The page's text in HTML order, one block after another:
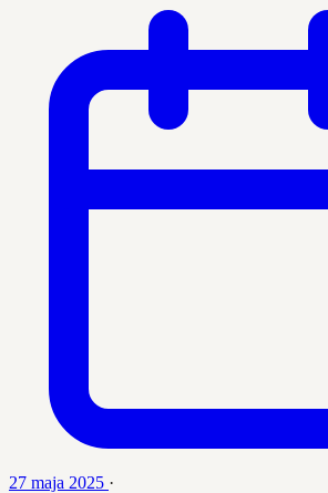
27 maja 2025 ·